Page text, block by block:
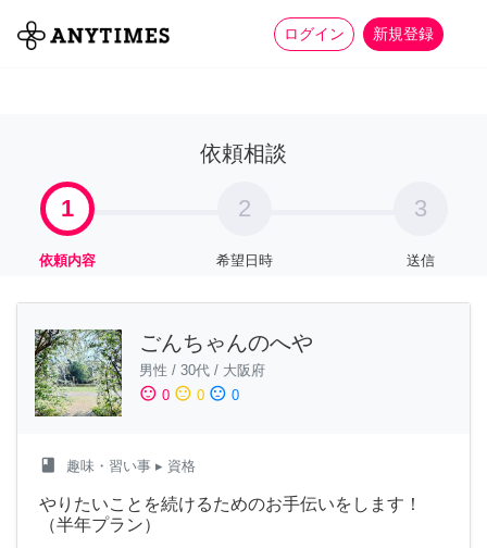
ログイン 新規登録
全て 家事 more_horiz
依頼相談
1
依頼内容
2
希望日時
3
送信
ごんちゃんのへや
男性 / 30代 / 大阪府
sentiment_satisfied 0 sentiment_neutral 0 sentiment_dissatisfied 0
class 趣味・習い事 ▸ 資格
やりたいことを続けるためのお手伝いをします！
（半年プラン）